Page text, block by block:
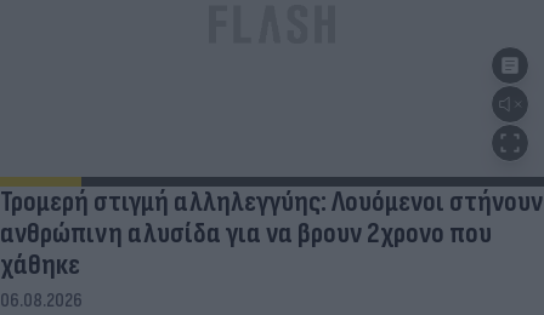
Τρομερή στιγμή αλληλεγγύης: Λουόμενοι στήνουν
ανθρώπινη αλυσίδα για να βρουν 2χρονο που
χάθηκε
06.08.2026